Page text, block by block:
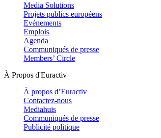
Media Solutions
Projets publics européens
Evénements
Emplois
Agenda
Communiqués de presse
Members’ Circle
À Propos d'Euractiv
À propos d’Euractiv
Contactez-nous
Mediahuis
Communiqués de presse
Publicité politique